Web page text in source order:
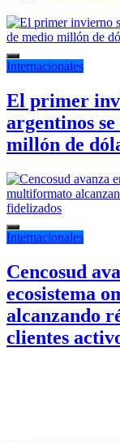
Internacionales
El primer
argentinos
millón de
Internacionales
Cencosud
ecosistema
alcanzando
clientes